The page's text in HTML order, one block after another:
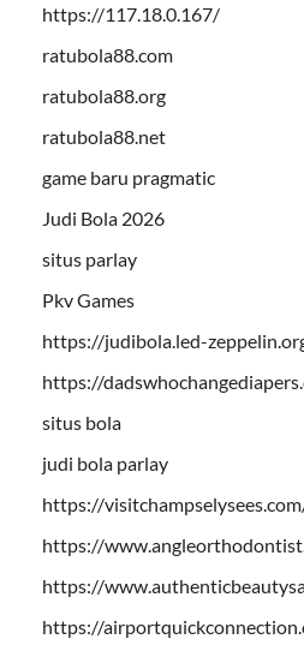
https://117.18.0.167/
ratubola88.com
ratubola88.org
ratubola88.net
game baru pragmatic
Judi Bola 2026
situs parlay
Pkv Games
https://judibola.led-
https://
situs bola
judi bola parlay
https://
https://
https://
https://